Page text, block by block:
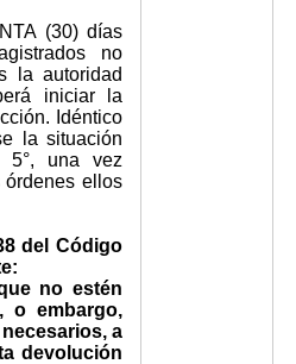
(30) días
no
la autoridad
iniciar la
Idéntico
la situación
5°, una vez
ellos
del Código
no estén
o embargo,
a
devolución